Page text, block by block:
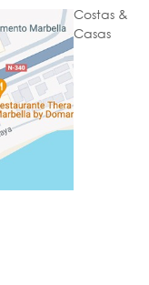
Costas &
Casas